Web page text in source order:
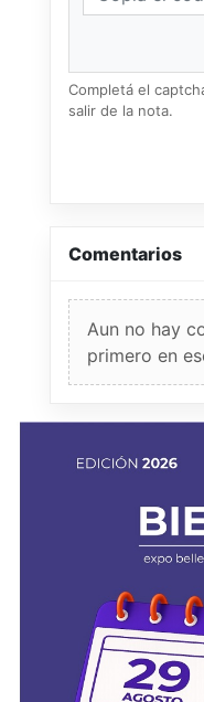
Completá el
salir de la nota.
Comentarios
Aun no hay
primero en